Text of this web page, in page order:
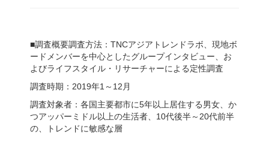
■調査概要調査方法：TNCアジアトレンドラボ、現地ボ
ードメンバーを中心としたグループインタビュー、お
よびライフスタイル・リサーチャーによる定性調査
調査時期：2019年1～12月
調査対象者：各国主要都市に5年以上居住する男女、か
つアッパーミドル以上の生活者、10代後半～20代前半
の、トレンドに敏感な層